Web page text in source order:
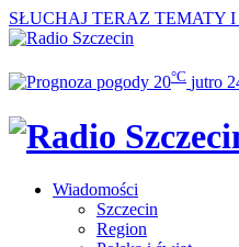
SŁUCHAJ TERAZ TEMATY
20°C jutro
Wiadomości
Szczecin
Region